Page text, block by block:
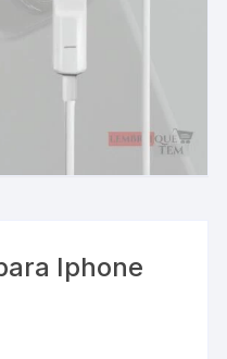
Iphone